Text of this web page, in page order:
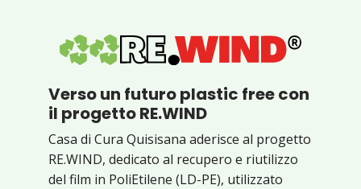
Verso un futuro plastic free con
il progetto RE.WIND
Casa di Cura Quisisana aderisce al progetto
RE.WIND, dedicato al recupero e riutilizzo
del film in PoliEtilene (LD-PE), utilizzato